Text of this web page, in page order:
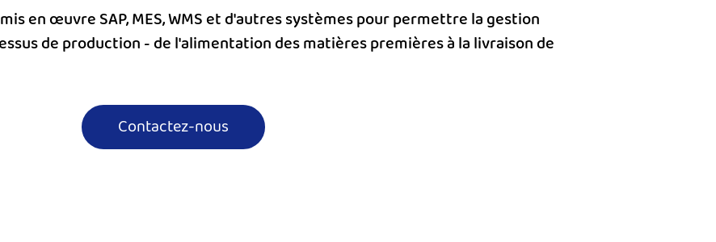
en œuvre SAP, MES, WMS et d'autres systèmes pour permettre la gestion
de production - de l'alimentation des matières premières à la livraison de
Contactez-nous